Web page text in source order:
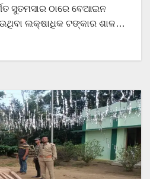
ସୁତମସାର ଠାରେ ବେଆଇନ
ଲକ୍ଷାଧିକ ଟଙ୍କାର ଶାଳ…